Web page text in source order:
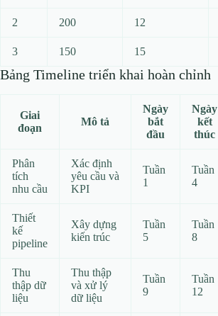
2 200 12
3 150 15
Bảng Timeline triển khai hoàn chỉnh
Giai
đoạn
Mô tả
Ngày
bắt
đầu
Ngày
kết
thúc
Phân
tích
nhu cầu
Xác định
yêu cầu và
KPI
Tuần
1
Tuần
4
Thiết
kế
pipeline
Xây dựng
kiến trúc
Tuần
5
Tuần
8
Thu
thập dữ
liệu
Thu thập
và xử lý
dữ liệu
Tuần
9
Tuần
12